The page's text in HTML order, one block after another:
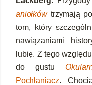
aniołkówtrzymają
tom, który
nawiązaniami
lubię. Z tego
do gustu
Pochłaniacz.